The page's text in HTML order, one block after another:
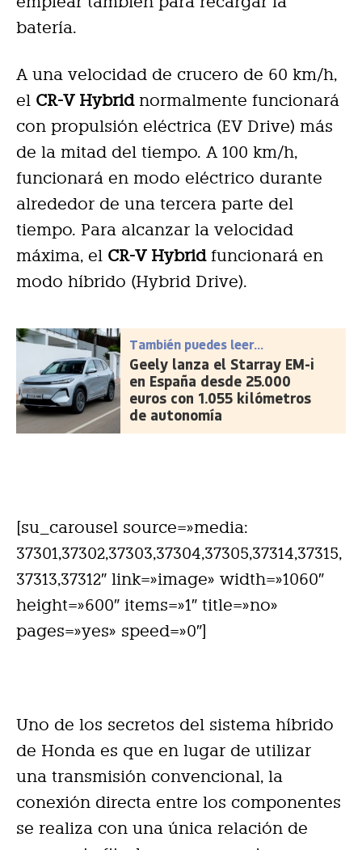
batería.
A una velocidad de crucero de 60 km/h,
el CR-V Hybridnormalmente funcionará
con propulsión eléctrica (EV Drive) más
de la mitad del tiempo. A 100 km/h,
funcionará en modo eléctrico durante
alrededor de una tercera parte del
tiempo. Para alcanzar la velocidad
máxima, el CR-V Hybridfuncionará en
modo híbrido (Hybrid Drive).
También puedes leer...
Geely lanza el Starray EM-i
en España desde 25.000
euros con 1.055 kilómetros
de autonomía
[su_carousel source=»media:
37301,37302,37303,37304,37305,37314,37315,
37313,37312″ link=»image» width=»1060″
height=»600″ items=»1″ title=»no»
pages=»yes» speed=»0″]
Uno de los secretos del sistema híbrido
de Honda es que en lugar de utilizar
una transmisión convencional, la
conexión directa entre los componentes
se realiza con una única relación de